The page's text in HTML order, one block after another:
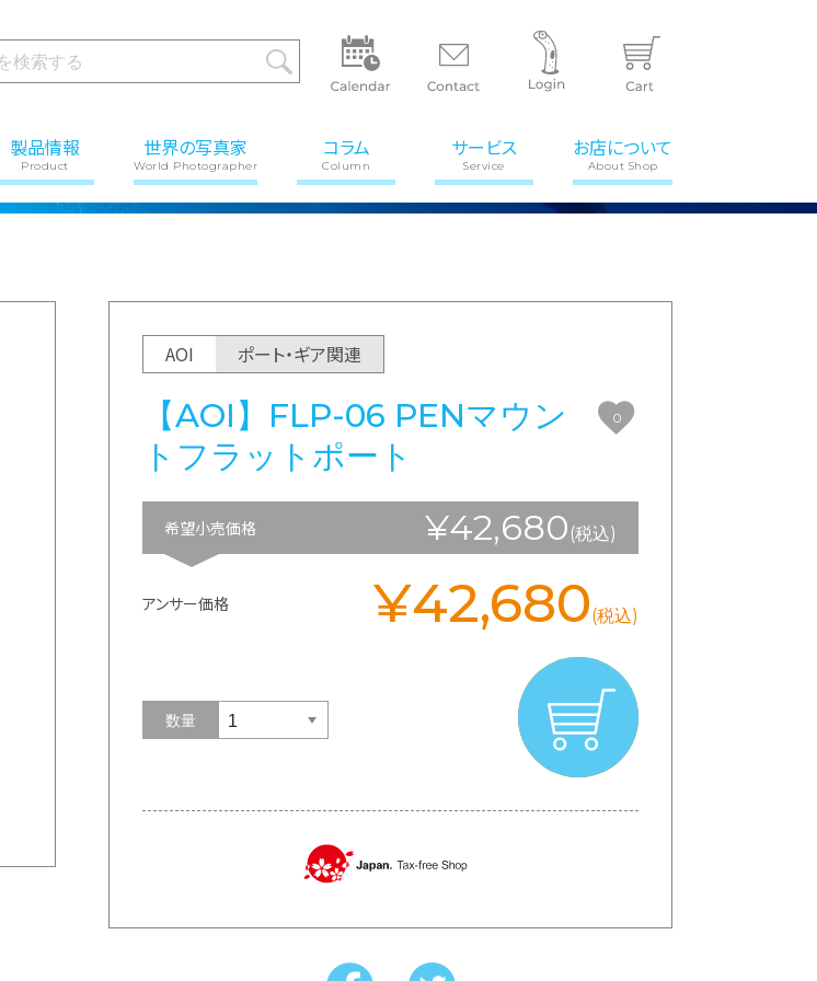
製品情報
Product
世界の写真家
World Photographer
コラム
Column
サービス
Service
お店について
About Shop
AOI ポート・ギア関連
【AOI】FLP-06 PENマウン
トフラットポート
0
希望小売価格 ¥42,680 (税込)
アンサー価格 ¥42,680(税込)
数量